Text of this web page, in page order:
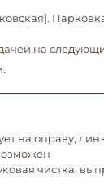
на
на оправу,
чистка,